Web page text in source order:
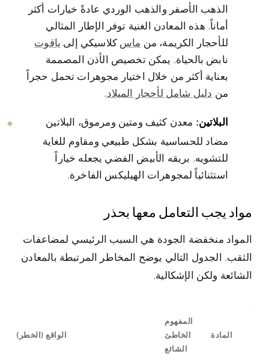
الذهب الأصفر والذهب الوردي عادةً خيارات أكثر
أماناً. هذه المعادن الغنية توفر الإطار المثالي
للأحجار الكريمة، منماسكلاسيكي إلى ياقوت
نابض بالحياة. يمكن تخصيص الأذن المصممة
بعناية أكثر من خلال اختيار مجوهرات تحمل حجراً
مندليل شامل لأحجار الميلاد.
البلاتين:معدن كثيف ومتين ومرموق، البلاتين
مضاد للحساسية بشكل طبيعي ومقاوم للغاية
للتشويه. بريقه الأبيض الفضي يجعله خياراً
استثنائياً لمجوهرات الهيليكس الفاخرة.
مواد يجب التعامل معها بحذر
المواد منخفضة الجودة هي السبب الرئيسي لمضاعفات
الثقب. الجدول التالي يوضح المخاطر المرتبطة بالمعادن
الشائعة ولكن الإشكالية.
المادة
المفهوم
الخاطئ
الشائع
الواقع (الخطر)